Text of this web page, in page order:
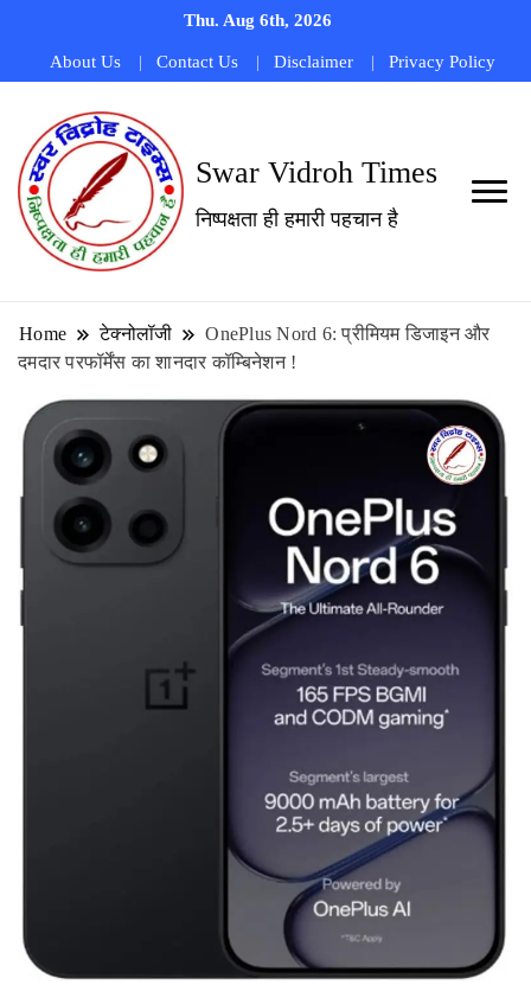
Thu. Aug 6th, 2026
About Us Contact Us Disclaimer Privacy Policy
Swar Vidroh Times
निष्पक्षता ही हमारी पहचान है
Home टेक्नोलॉजी
OnePlus Nord 6: प्रीमियम डिजाइन और
दमदार परफॉर्मेंस का शानदार कॉम्बिनेशन !